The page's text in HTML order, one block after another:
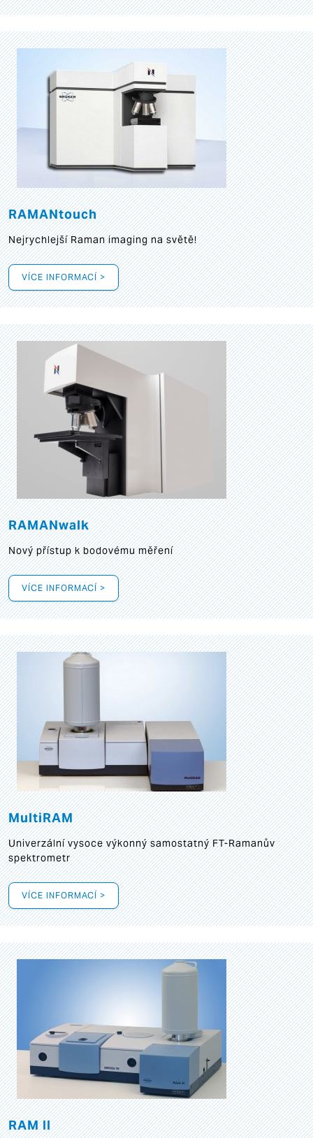
RAMANtouch
Nejrychlejší Raman imaging na světě!
VÍCE INFORMACÍ >
RAMANwalk
Nový přístup k bodovému měření
VÍCE INFORMACÍ >
MultiRAM
Univerzální vysoce výkonný samostatný FT-Ramanův
spektrometr
VÍCE INFORMACÍ >
RAM II